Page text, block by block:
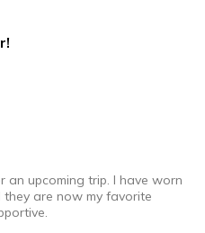
wide
to size
an upcoming trip. I have worn
they are now my favorite